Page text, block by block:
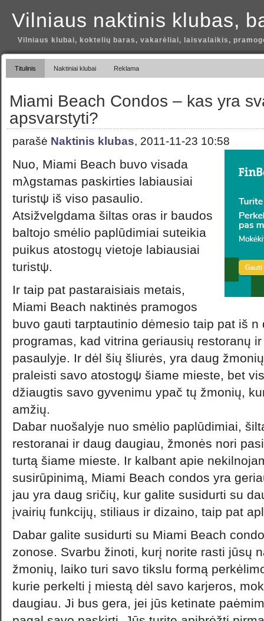
Vilniaus naktinis klubas,
Vilniaus klubai, koktelių baras, vakarėliai, laisvalaikis,
Titulinis Naktiniai klubai Reklama
Miami Beach Condos – kas yra
apsvarstyti?
parašė Naktinis klubas, 2011-11-23 10:58
Nuo, Miami Beach buvo visada
mλgstamas paskirties labiausiai
turistψ iš viso pasaulio.
Atsižvelgdama šiltas oras ir baudos
baltojo smėlio paplūdimiai suteikia
puikus atostogų vietoje labiausiai
turistψ.
Ir taip pat pastaraisiais metais,
Miami Beach naktinės pramogos
buvo gauti tarptautinio dėmesio taip pat iš n
programas, kad vitrina geriausių restoranų
pasaulyje. Ir dėl šių šliurės, yra daug
praleisti savo atostogψ šiame mieste, bet
džiaugtis savo gyvenimu ypač tų žmonių,
amžių.
Dabar nuošalyje nuo smėlio paplūdimiai,
restoranai ir daug daugiau, žmonės nori
turtą šiame mieste. Ir kalbant apie
susirūpinimą, Miami Beach condos yra
jau yra daug sričių, kur galite susidurti su
įvairių funkcijų, stiliaus ir dizaino, taip pat
Dabar galite susidurti su Miami Beach
zonose. Svarbu žinoti, kurį norite rasti jūsų
žmonių, laiko turi savo tikslu formą
kurie perkelti į miestą dėl savo karjeros,
daugiau. Ji bus gera, jei jūs ketinate